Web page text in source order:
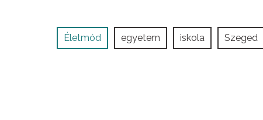
Életmód egyetem iskola Szeged